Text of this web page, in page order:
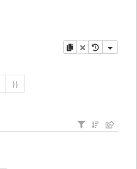
копировать
удалить
⟩⟩